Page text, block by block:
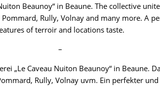
Beaunoy“ in Beaune. The collective
Rully, Volnay and many more. A
of terroir and locations taste.
–
„Le Caveau Nuiton Beaunoy“ in
Rully, Volnay uvm. Ein perfekter